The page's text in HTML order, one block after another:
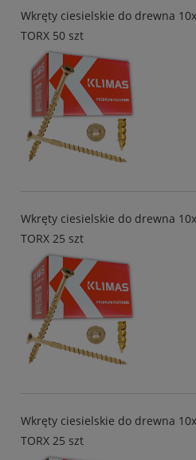
Wkręty ciesielskie do drewna
TORX 50 szt
Wkręty ciesielskie do drewna
TORX 25 szt
Wkręty ciesielskie do drewna
TORX 25 szt